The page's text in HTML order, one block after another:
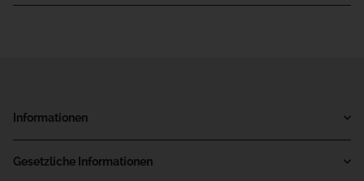
Informationen
Gesetzliche Informationen